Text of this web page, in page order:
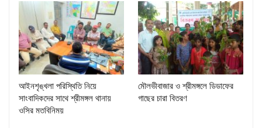
আইনশৃঙ্খলা পরিস্থিতি নিয়ে
সাংবাদিকদের সাথে শ্রীমঙ্গল থানায়
ওসির মতবিনিময়
মৌলভীবাজার ও শ্রীমঙ্গলে ডিডাফের
গাছের চারা বিতরণ